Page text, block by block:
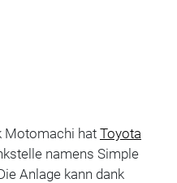
Motomachi hat Toyota
namens Simple
Anlage kann dank